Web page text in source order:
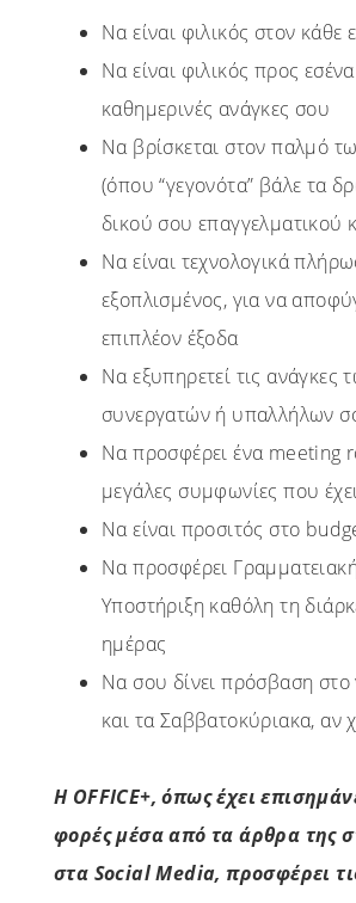
Να είναι φιλικός στον κάθε
Να είναι φιλικός προς εσένα
καθημερινές ανάγκες σου
Να βρίσκεται στον παλμό
(όπου “γεγονότα” βάλε τα
δικού σου επαγγελματικού
Να είναι τεχνολογικά
εξοπλισμένος, για να
επιπλέον έξοδα
Να εξυπηρετεί τις ανάγκες
συνεργατών ή υπαλλήλων
Να προσφέρει ένα meeting
μεγάλες συμφωνίες που
Να είναι προσιτός στο
Να προσφέρει Γραμματειακή
Υποστήριξη καθόλη τη
ημέρας
Να σου δίνει πρόσβαση στο
και τα Σαββατοκύριακα, αν
H OFFICE+, όπως έχει
φορές μέσα από τα άρθρα της
στα Social Media, προσφέρει